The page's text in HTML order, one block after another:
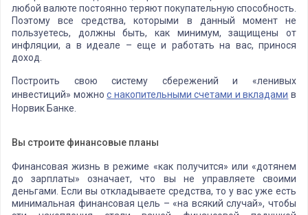
любой валюте постоянно теряют покупательную способность.
Поэтому все средства, которыми в данный момент не
пользуетесь, должны быть, как минимум, защищены от
инфляции, а в идеале – еще и работать на вас, принося
доход.
Построить свою систему сбережений и «ленивых
инвестиций» можно с накопительными счетами и вкладами в
Норвик Банке.
Вы строите финансовые планы
Финансовая жизнь в режиме «как получится» или «дотянем
до зарплаты» означает, что вы не управляете своими
деньгами. Если вы откладываете средства, то у вас уже есть
минимальная финансовая цель – «на всякий случай», чтобы